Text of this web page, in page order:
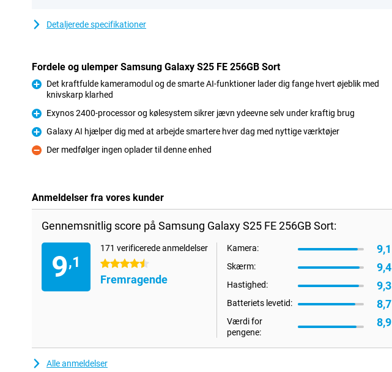
Detaljerede specifikationer
Fordele og ulemper Samsung Galaxy S25 FE 256GB Sort
Fordele
Det kraftfulde kameramodul og de smarte AI-funktioner lader dig fange hvert øjeblik med
knivskarp klarhed
Fordele
Exynos 2400-processor og kølesystem sikrer jævn ydeevne selv under kraftig brug
Fordele
Galaxy AI hjælper dig med at arbejde smartere hver dag med nyttige værktøjer
Ulemper
Der medfølger ingen oplader til denne enhed
Anmeldelser fra vores kunder
Gennemsnitlig score på Samsung Galaxy S25 FE 256GB Sort:
9,1
171 verificerede anmeldelser
4.5 stjerner
Fremragende
Kamera: 9,1
Skærm: 9,4
Hastighed: 9,3
Batteriets levetid: 8,7
Værdi for
pengene:
8,9
Alle anmeldelser